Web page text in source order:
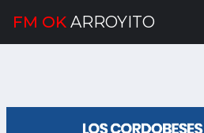
FM OK ARROYITO